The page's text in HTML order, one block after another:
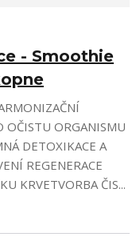
- Smoothie
OČISTU ORGANISMU
DETOXIKACE A
REGENERACE
KRVETVORBA ČIS...